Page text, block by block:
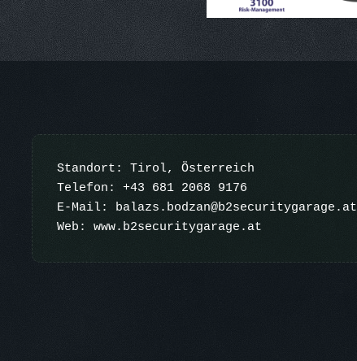
Standort: Tirol, Österreich
Telefon: +43 681 2068 9176
E-Mail: balazs.bodzan@b2securitygarage.at
Web: www.b2securitygarage.at